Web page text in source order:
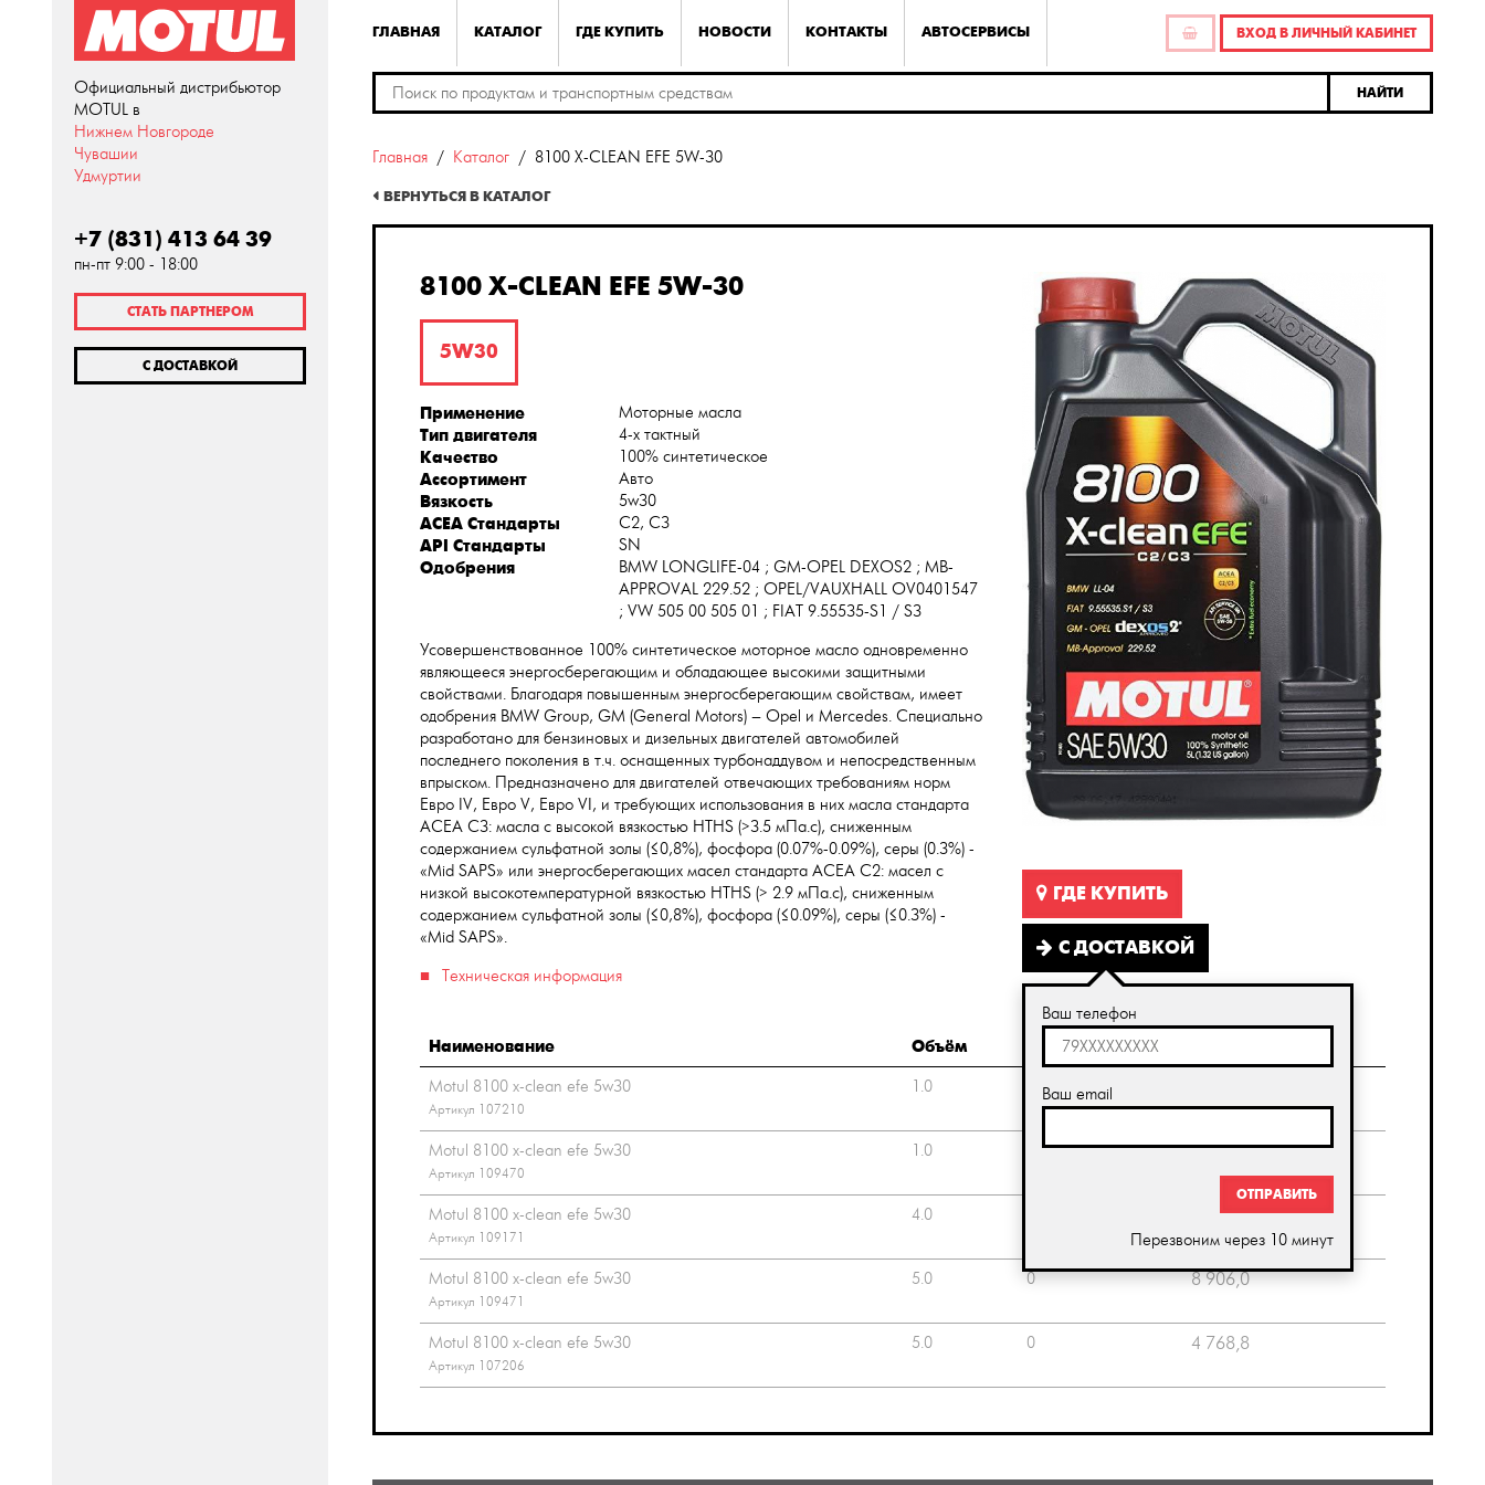
Официальный дистрибьютор
MOTUL в
Нижнем Новгороде
Чувашии
Удмуртии
+7 (831) 413 64 39
пн-пт 9:00 - 18:00
СТАТЬ ПАРТНЕРОМ
С ДОСТАВКОЙ
ГЛАВНАЯ КАТАЛОГ ГДЕ КУПИТЬ НОВОСТИ КОНТАКТЫ АВТОСЕРВИСЫ ВХОД В ЛИЧНЫЙ КАБИНЕТ
НАЙТИ
Главная Каталог 8100 X-CLEAN EFE 5W-30
ВЕРНУТЬСЯ В КАТАЛОГ
8100 X-CLEAN EFE 5W-30
5W30
Применение Моторные масла
Тип двигателя 4-х тактный
Качество 100% синтетическое
Ассортимент Авто
Вязкость 5w30
ACEA Стандарты C2, C3
API Стандарты SN
Одобрения
BMW LONGLIFE-04 ; GM-OPEL DEXOS2 ; MB-
APPROVAL 229.52 ; OPEL/VAUXHALL OV0401547
; VW 505 00 505 01 ; FIAT 9.55535-S1 / S3
Усовершенствованное 100% синтетическое моторное масло одновременно
являющееся энергосберегающим и обладающее высокими защитными
свойствами. Благодаря повышенным энергосберегающим свойствам, имеет
одобрения BMW Group, GM (General Motors) – Opel и Mercedes. Специально
разработано для бензиновых и дизельных двигателей автомобилей
последнего поколения в т.ч. оснащенных турбонаддувом и непосредственным
впрыском. Предназначено для двигателей отвечающих требованиям норм
Евро IV, Евро V, Евро VI, и требующих использования в них масла стандарта
ACEA C3: масла с высокой вязкостью HTHS (>3.5 мПа.с), сниженным
содержанием сульфатной золы (≤0,8%), фосфора (0.07%-0.09%), серы (0.3%) -
«Mid SAPS» или энергосберегающих масел стандарта ACEA C2: масел с
низкой высокотемпературной вязкостью HTHS (> 2.9 мПа.с), сниженным
содержанием сульфатной золы (≤0,8%), фосфора (≤0.09%), серы (≤0.3%) -
«Mid SAPS».
Техническая информация
ГДЕ КУПИТЬ
С ДОСТАВКОЙ
Ваш телефон
Ваш email
ОТПРАВИТЬ
Перезвоним через 10 минут
Наименование Объём В наличии
Motul 8100 x-clean efe 5w30
Артикул 107210
1.0
Motul 8100 x-clean efe 5w30
Артикул 109470
1.0 1 963,0
Motul 8100 x-clean efe 5w30
Артикул 109171
4.0 7 127,0
Motul 8100 x-clean efe 5w30
Артикул 109471
5.0 0 8 906,0
Motul 8100 x-clean efe 5w30
Артикул 107206
5.0 0 4 768,8